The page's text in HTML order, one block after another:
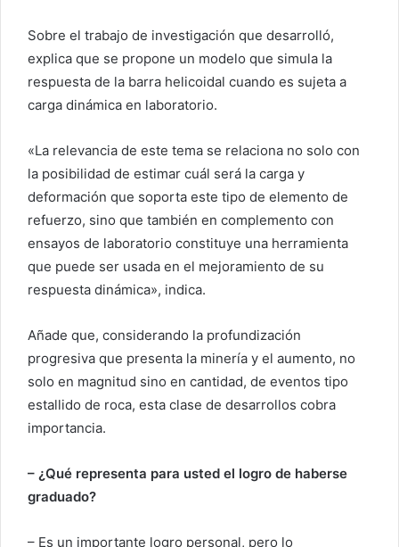
Sobre el trabajo de investigación que desarrolló,
explica que se propone un modelo que simula la
respuesta de la barra helicoidal cuando es sujeta a
carga dinámica en laboratorio.
«La relevancia de este tema se relaciona no solo con
la posibilidad de estimar cuál será la carga y
deformación que soporta este tipo de elemento de
refuerzo, sino que también en complemento con
ensayos de laboratorio constituye una herramienta
que puede ser usada en el mejoramiento de su
respuesta dinámica», indica.
Añade que, considerando la profundización
progresiva que presenta la minería y el aumento, no
solo en magnitud sino en cantidad, de eventos tipo
estallido de roca, esta clase de desarrollos cobra
importancia.
– ¿Qué representa para usted el logro de haberse
graduado?
– Es un importante logro personal, pero lo